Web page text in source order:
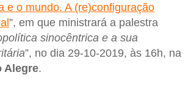
e o mundo. A (re)configuração
”, em que ministrará a palestra
sinocêntrica e a sua
”, no dia 29-10-2019, às 16h, na
Alegre.